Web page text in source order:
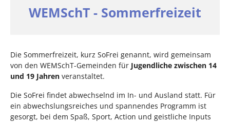
WEMSchT - Sommerfreizeit
Die Sommerfreizeit, kurz SoFrei genannt, wird gemeinsam
von den WEMSchT-Gemeinden für Jugendliche zwischen 14
und 19 Jahren veranstaltet.
Die SoFrei findet abwechselnd im In- und Ausland statt. Für
ein abwechslungsreiches und spannendes Programm ist
gesorgt, bei dem Spaß, Sport, Action und geistliche Inputs